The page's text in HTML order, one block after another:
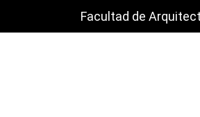
Facultad de